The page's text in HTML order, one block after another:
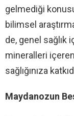
gelmediği
bilimsel
de, genel sağlık
mineralleri
sağlığınıza
Maydanozun